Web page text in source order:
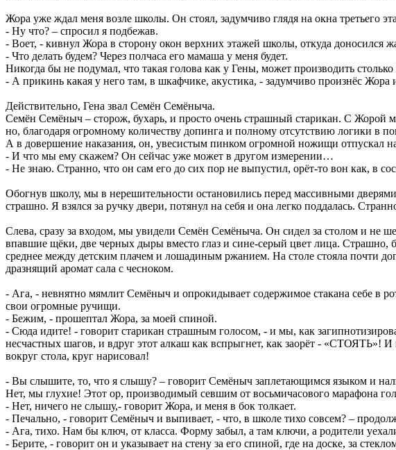
Жора уже ждал меня возле школы. Он стоял, задумчиво глядя на окна третьего
- Ну что? – спросил я подбежав.
- Воет, - кивнул Жора в сторону окон верхних этажей школы, откуда доносился
- Что делать будем? Через полчаса его мамаша у меня будет.
Никогда бы не подумал, что такая голова как у Гены, может производить
- А прикинь какая у него там, в шкафчике, акустика, - задумчиво произнёс
Действительно, Гена звал Семён Семёныча.
Семён Семёныч – сторож, бухарь, и просто очень страшный старикан. С Жорой
но, благодаря огромному количеству допинга и полному отсутствию логики в
А в довершение наказания, он, увесистым пинком огромной ножищи отпускал
- И что мы ему скажем? Он сейчас уже может в другом измерении…
- Не знаю. Странно, что он сам его до сих пор не выпустил, орёт-то вон как, в
Обогнув школу, мы в нерешительности остановились перед массивными
страшно. Я взялся за ручку двери, потянул на себя и она легко поддалась.
Слева, сразу за входом, мы увидели Семён Семёныча. Он сидел за столом и не
впавшие щёки, две черных дыры вместо глаз и сине-серый цвет лица.
среднее между детским плачем и лошадиным ржанием. На столе стояла почти
дразнящий аромат сала с чесноком.
- Ага, - невнятно мямлит Семёныч и опрокидывает содержимое стакана себе в
свои огромные ручищи.
- Бежим, - прошептал Жора, за моей спиной.
- Сюда идите! - говорит старикан страшным голосом, - и мы, как
несчастных шагов, и вдруг этот алкаш как вспрыгнет, как заорёт - «СТОЯТЬ»!
вокруг стола, круг нарисовал!
- Вы слышите, то, что я слышу? – говорит Семёныч заплетающимся языком и
Нет, мы глухие! Этот ор, производимый севшим от восьмичасового марафона
- Нет, ничего не слышу,- говорит Жора, и меня в бок толкает.
- Печально, - говорит Семёныч и выпивает, - что, в школе тихо совсем? –
- Ага, тихо. Нам бы ключ, от класса. Форму забыл, а там ключи, а родители
- Берите, - говорит он и указывает на стену за его спиной, где на доске, за